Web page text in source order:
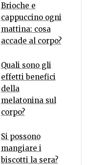
Brioche e
cappuccino ogni
mattina: cosa
accade al corpo?
Quali sono gli
effetti benefici
della
melatonina sul
corpo?
Si possono
mangiare i
biscotti la sera?